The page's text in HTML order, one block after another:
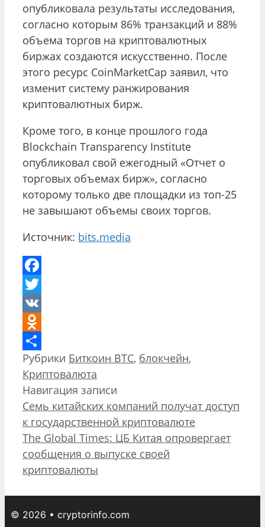
опубликовала результаты исследования,
согласно которым 86% транзакций и 88%
объема торгов на криптовалютных
биржах создаются искусственно. После
этого ресурс CoinMarketCap заявил, что
изменит систему ранжирования
криптовалютных бирж.
Кроме того, в конце прошлого года
Blockchain Transparency Institute
опубликовал свой ежегодный «Отчет о
торговых объемах бирж», согласно
которому только две площадки из топ-25
не завышают объемы своих торгов.
Источник: bits.media
Facebook
Twitter
VK
Odnoklassniki
Отправить
Рубрики Биткоин BTC, блокчейн,
Криптовалюта
Навигация записи
Семь китайских компаний получат доступ
к государственной криптовалюте
The Global Times: ЦБ Китая опровергает
сообщения о выпуске своей
криптовалюты
© 2026 • cryptorinfo.com